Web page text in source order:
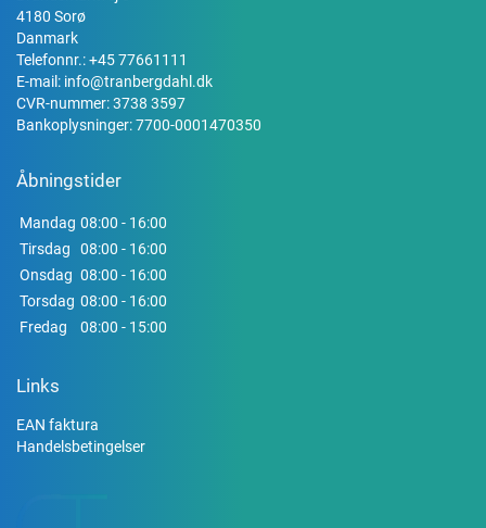
4180 Sorø
Danmark
Telefonnr.:+45 77661111
E-mail: info@tranbergdahl.dk
CVR-nummer: 3738 3597
Bankoplysninger: 7700-0001470350
Åbningstider
Mandag 08:00 - 16:00
Tirsdag
08:00 - 16:00
Onsdag 08:00 - 16:00
Torsdag 08:00 - 16:00
Fredag
08:00 - 15:00
Links
EAN faktura
Handelsbetingelser